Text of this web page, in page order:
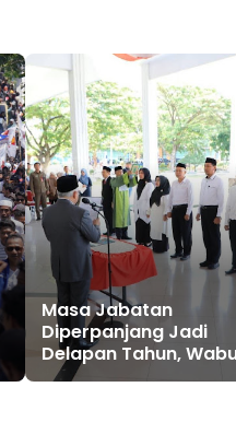
Masa Jabatan
Diperpanjang Jadi
Delapan Tahun,
Harap BPD Jadi Mitra